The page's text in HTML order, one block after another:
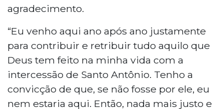
agradecimento.
“Eu venho aqui ano após ano justamente
para contribuir e retribuir tudo aquilo que
Deus tem feito na minha vida com a
intercessão de Santo Antônio. Tenho a
convicção de que, se não fosse por ele, eu
nem estaria aqui. Então, nada mais justo e